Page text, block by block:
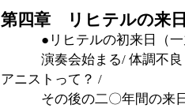
第四章 リヒテルの来
●リヒテルの初来日（一
演奏会始まる/ 体調不良
アニストって？ /
その後の二〇年間の来日